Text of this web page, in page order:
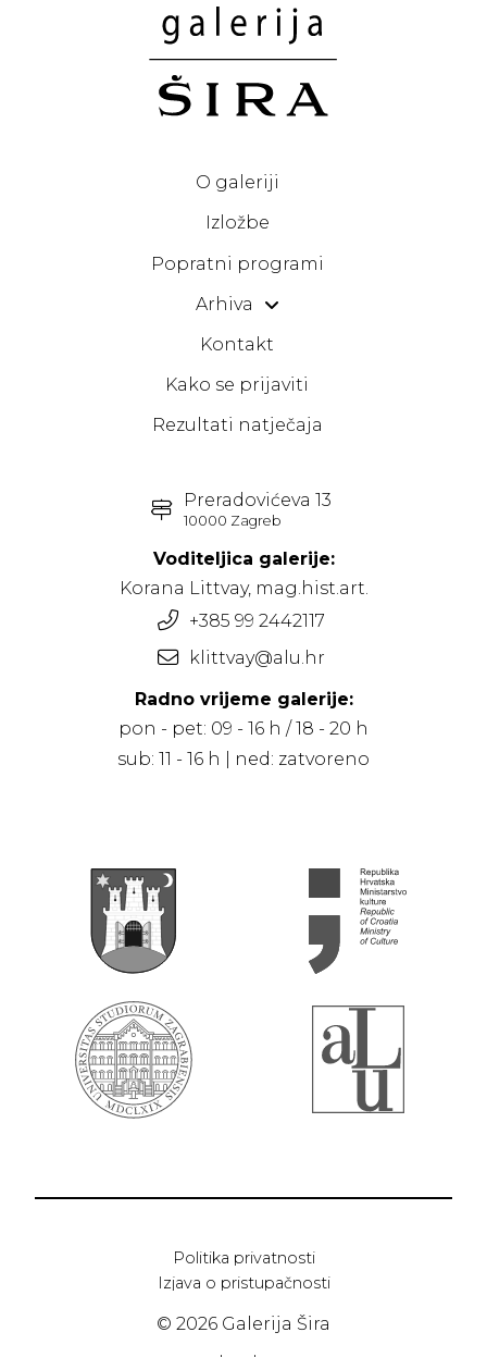
O galeriji
Izložbe
Popratni programi
Arhiva
Kontakt
Kako se prijaviti
Rezultati natječaja
Preradovićeva 13
10000 Zagreb
Voditeljica galerije:
Korana Littvay, mag.hist.art.
+385 99 2442117
klittvay@alu.hr
Radno vrijeme galerije:
pon - pet: 09 - 16 h / 18 - 20 h
sub: 11 - 16 h | ned: zatvoreno
Politika privatnosti
Izjava o pristupačnosti
© 2026 Galerija Šira